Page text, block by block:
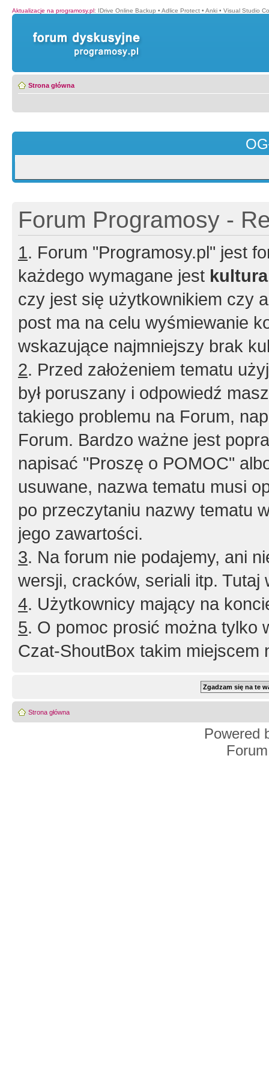
Aktualizacje na programosy.pl: IDrive Online Backup • Adlice Protect • Anki • Visual Studio
Strona główna
Forum Programosy -
1. Forum "Programosy.pl" jest
każdego wymagane jest
czy jest się użytkownikiem czy
post ma na celu wyśmiewanie
wskazujące najmniejszy brak
2. Przed założeniem tematu
był poruszany i odpowiedź
takiego problemu na Forum,
Forum. Bardzo ważne jest
napisać "Proszę o POMOC"
usuwane, nazwa tematu musi
po przeczytaniu nazwy tematu
jego zawartości.
3. Na forum nie podajemy, ani
wersji, cracków, seriali itp. Tutaj
4. Użytkownicy mający na
5. O pomoc prosić można tylko
Czat-ShoutBox takim miejscem
Strona główna
Powered